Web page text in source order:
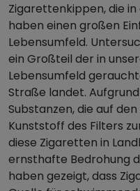
Zigarettenkippen, die
haben einen großen
Lebensumfeld.
ein Großteil der in
Lebensumfeld
Straße landet.
Substanzen, die auf
Kunststoff des Filters
diese Zigaretten in
ernsthafte Bedrohung
haben gezeigt, dass